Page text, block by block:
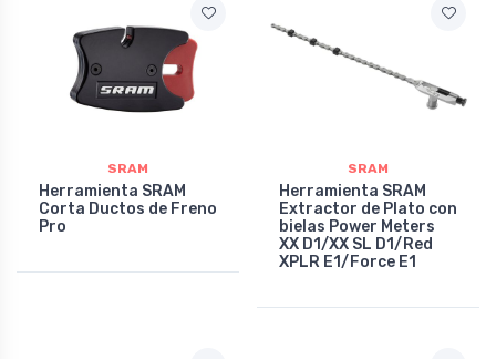
SRAM
Herramienta SRAM
Corta Ductos de Freno
Pro
SRAM
Herramienta SRAM
Extractor de Plato con
bielas Power Meters
XX D1/XX SL D1/Red
XPLR E1/Force E1